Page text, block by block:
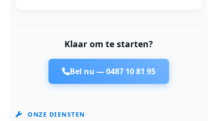
Klaar om te starten?
Bel nu —0487 10 81 95
ONZE DIENSTEN